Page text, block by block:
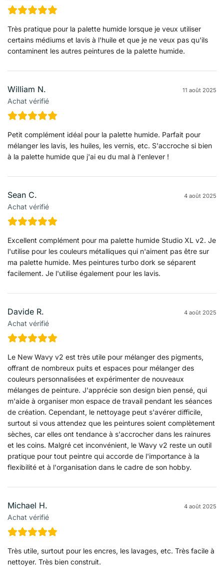
Très pratique pour la palette humide lorsque je veux utiliser
certains médiums et lavis à l'huile et que je ne veux pas qu'ils
contaminent les autres peintures de la palette humide.
William N.
Achat vérifié
11 août 2025
Petit complément idéal pour la palette humide. Parfait pour
mélanger les lavis, les huiles, les vernis, etc. S'accroche si bien
à la palette humide que j'ai eu du mal à l'enlever !
Sean C.
Achat vérifié
4 août 2025
Excellent complément pour ma palette humide Studio XL v2. Je
l'utilise pour les couleurs métalliques qui n'aiment pas être sur
ma palette humide. Mes peintures turbo dork se séparent
facilement. Je l'utilise également pour les lavis.
Davide R.
Achat vérifié
4 août 2025
Le New Wavy v2 est très utile pour mélanger des pigments,
offrant de nombreux puits et espaces pour mélanger des
couleurs personnalisées et expérimenter de nouveaux
mélanges de peinture. J'apprécie son design bien pensé, qui
m'aide à organiser mon espace de travail pendant les séances
de création. Cependant, le nettoyage peut s'avérer difficile,
surtout si vous attendez que les peintures soient complètement
sèches, car elles ont tendance à s'accrocher dans les rainures
et les coins. Malgré cet inconvénient, le Wavy v2 reste un outil
pratique pour tout peintre qui accorde de l'importance à la
flexibilité et à l'organisation dans le cadre de son hobby.
Michael H.
Achat vérifié
4 août 2025
Très utile, surtout pour les encres, les lavages, etc. Très facile à
nettoyer. Très bien construit.